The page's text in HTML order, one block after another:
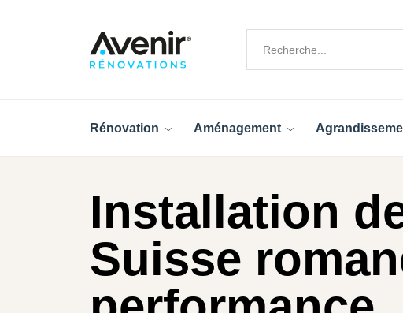
Rénovation Aménagement
Installation
Suisse